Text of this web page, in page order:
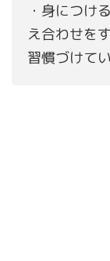
・身につけ
え合わせを
習慣づけて